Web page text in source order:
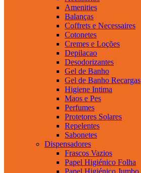
Amenities
Balanças
Coffrets e Necessaires
Cotonetes
Cremes e Loções
Depilacao
Desodorizantes
Gel de Banho
Gel de Banho Recargas
Higiene Intima
Maos e Pes
Perfumes
Protetores Solares
Repelentes
Sabonetes
Dispensadores
Frascos Vazios
Papel Higiénico Folha
Papel Higiénico Jumbo